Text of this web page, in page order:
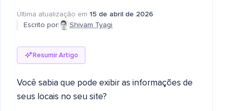
Última atualização em 15 de abril de 2026
Escrito por:
Shivam Tyagi
Resumir Artigo
Você sabia que pode exibir as informações de
seus locais no seu site?